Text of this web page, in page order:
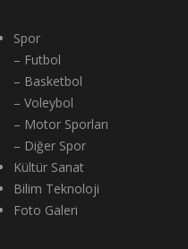
Spor
– Futbol
– Basketbol
– Voleybol
– Motor Sporları
– Diğer Spor
Kültür Sanat
Bilim Teknoloji
Foto Galeri